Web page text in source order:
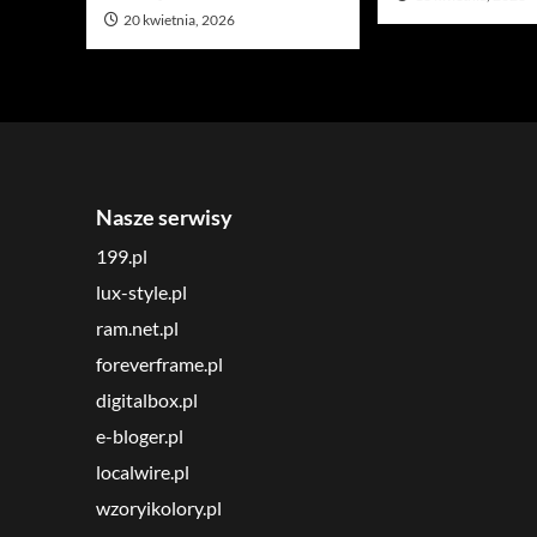
20 kwietnia, 2026
Nasze serwisy
199.pl
lux-style.pl
ram.net.pl
foreverframe.pl
digitalbox.pl
e-bloger.pl
localwire.pl
wzoryikolory.pl